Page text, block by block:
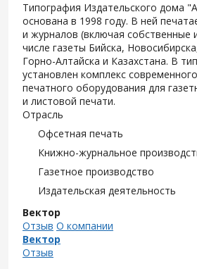
Типография Издательского дома
основана в 1998 году. В ней
и журналов (включая собственные
числе газеты Бийска,
Горно-Алтайска и Казахстана. В
установлен комплекс
печатного оборудования для
и листовой печати.
Отрасль
Офсетная печать
Книжно-журнальное
Газетное производство
Издательская деятельность
Вектор
Отзыв О компании
Вектор
Отзыв